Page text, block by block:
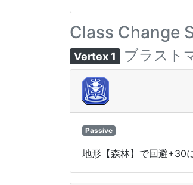
Class Change
Vertex 1 ブラスト
Passive
地形【森林】で回避+30